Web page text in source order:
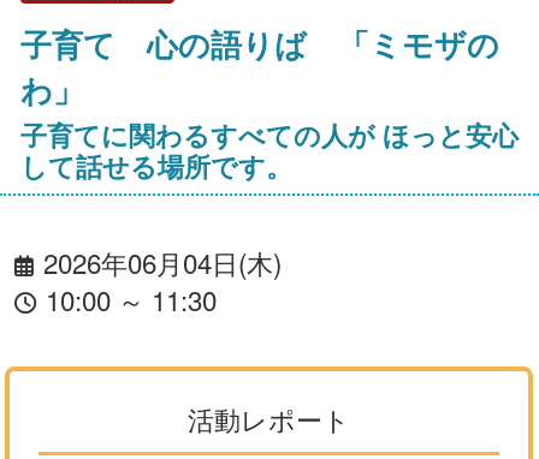
子育て 心の語りば 「ミモザの
わ」
子育てに関わるすべての人が ほっと安心
して話せる場所です。
2026年06月04日(木)
10:00 ～ 11:30
活動レポート